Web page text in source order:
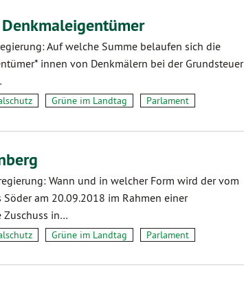
Auf welche Summe belaufen sich die
innen von Denkmälern bei der Grundsteuer
Grüne im Landtag Parlament
Wann und in welcher Form wird der vom
am 20.09.2018 im Rahmen einer
Zuschuss in…
Grüne im Landtag Parlament